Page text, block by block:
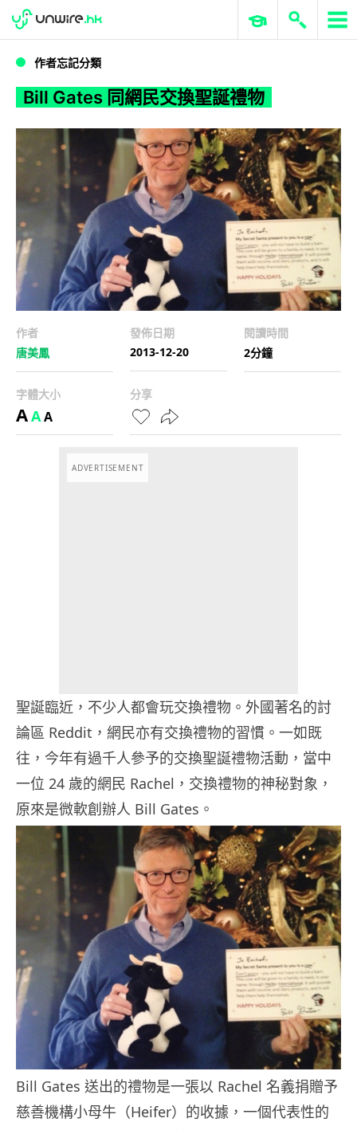
Bill Gates 同網民交換聖誕禮物
WWDC 2026 ERP 與商業 AI
作者忘記分類
Bill Gates 同網民交換聖誕禮物
作者
唐美鳳
發佈日期
2013-12-20
閱讀時間
2分鐘
字體大小
AAA
分享
ADVERTISEMENT
聖誕臨近，不少人都會玩交換禮物。外國著名的討
論區 Reddit，網民亦有交換禮物的習慣。一如既
往，今年有過千人參予的交換聖誕禮物活動，當中
一位 24 歲的網民 Rachel，交換禮物的神秘對象，
原來是微軟創辦人 Bill Gates。
Bill Gates 送出的禮物是一張以 Rachel 名義捐贈予
慈善機構小母牛（Heifer）的收據，一個代表性的